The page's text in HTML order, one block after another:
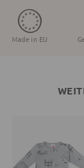
Made in EU